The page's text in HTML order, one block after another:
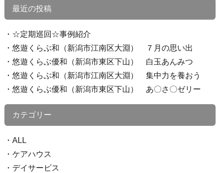
最近の投稿
☆定期巡回☆事例紹介
悠遊くらぶ和（新潟市江南区大淵） ７月の思い出
悠遊くらぶ優和（新潟市東区下山） 白玉あんみつ
悠遊くらぶ和（新潟市江南区大淵） 集中力を養おう
悠遊くらぶ優和（新潟市東区下山） あ〇さ〇ゼリー
カテゴリー
ALL
ケアハウス
デイサービス